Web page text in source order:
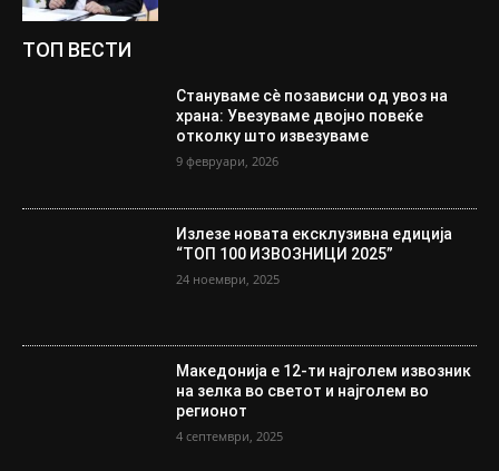
ТОП ВЕСТИ
Стануваме сè позависни од увоз на
храна: Увезуваме двојно повеќе
отколку што извезуваме
9 февруари, 2026
Излезе новата ексклузивна едиција
“ТОП 100 ИЗВОЗНИЦИ 2025”
24 ноември, 2025
Македонија е 12-ти најголем извозник
на зелка во светот и најголем во
регионот
4 септември, 2025